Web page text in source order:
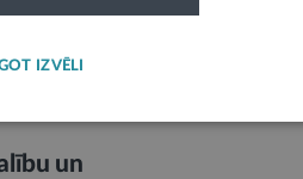
servitūta
un
IZVĒLI